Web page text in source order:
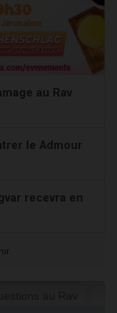
au Rav
le Admour
recevra en